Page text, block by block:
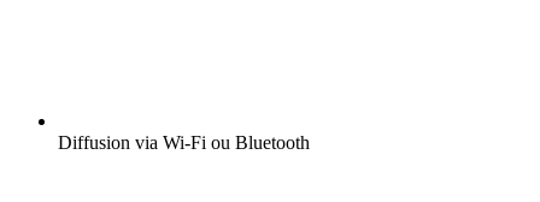
Diffusion via Wi-Fi ou Bluetooth